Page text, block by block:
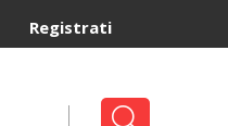
Registrati